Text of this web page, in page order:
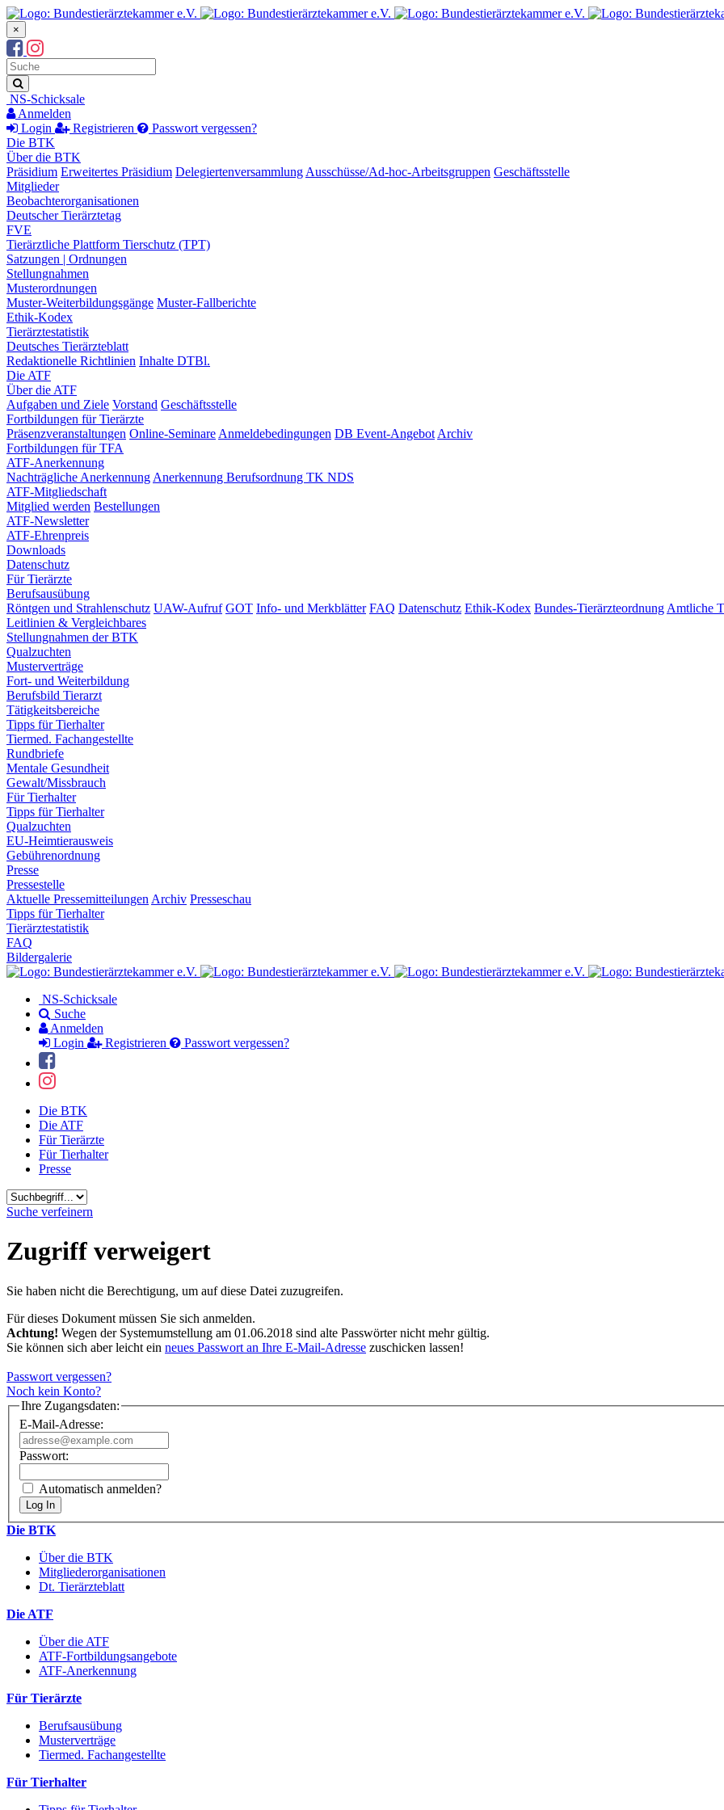
×
Suchbegriff
Suche
NS-Schicksale
Anmelden
Login
Registrieren
Passwort vergessen?
Die BTK
Über die BTK
Präsidium Erweitertes Präsidium Delegiertenversammlung Ausschüsse/Ad-hoc-Arbeitsgruppen Geschäftsstelle
Mitglieder
Beobachterorganisationen
Deutscher Tierärztetag
FVE
Tierärztliche Plattform Tierschutz (TPT)
Satzungen | Ordnungen
Stellungnahmen
Musterordnungen
Muster-Weiterbildungsgänge Muster-Fallberichte
Ethik-Kodex
Tierärztestatistik
Deutsches Tierärzteblatt
Redaktionelle Richtlinien Inhalte DTBl.
Die ATF
Über die ATF
Aufgaben und Ziele Vorstand Geschäftsstelle
Fortbildungen für Tierärzte
Präsenzveranstaltungen Online-Seminare Anmeldebedingungen DB Event-Angebot Archiv
Fortbildungen für TFA
ATF-Anerkennung
Nachträgliche Anerkennung Anerkennung Berufsordnung TK NDS
ATF-Mitgliedschaft
Mitglied werden Bestellungen
ATF-Newsletter
ATF-Ehrenpreis
Downloads
Datenschutz
Für Tierärzte
Berufsausübung
Röntgen und Strahlenschutz UAW-Aufruf GOT Info- und Merkblätter FAQ Datenschutz Ethik-Kodex Bundes-Tierärzteordnung Amtliche
Leitlinien & Vergleichbares
Stellungnahmen der BTK
Qualzuchten
Musterverträge
Fort- und Weiterbildung
Berufsbild Tierarzt
Tätigkeitsbereiche
Tipps für Tierhalter
Tiermed. Fachangestellte
Rundbriefe
Mentale Gesundheit
Gewalt/Missbrauch
Für Tierhalter
Tipps für Tierhalter
Qualzuchten
EU-Heimtierausweis
Gebührenordnung
Presse
Pressestelle
Aktuelle Pressemitteilungen Archiv Presseschau
Tipps für Tierhalter
Tierärztestatistik
FAQ
Bildergalerie
NS-Schicksale
Suche
Anmelden
Login
Registrieren Passwort vergessen?
Die BTK
Die ATF
Für Tierärzte
Für Tierhalter
Presse
Suchbegriff
Suche verfeinern
Zugriff verweigert
Sie haben nicht die Berechtigung, um auf diese Datei zuzugreifen.
Für dieses Dokument müssen Sie sich anmelden.
Achtung! Wegen der Systemumstellung am 01.06.2018 sind alte Passwörter nicht mehr gültig.
Sie können sich aber leicht ein neues Passwort an Ihre E-Mail-Adresse zuschicken lassen!
Passwort vergessen?
Noch kein Konto?
Ihre Zugangsdaten:
E-Mail-Adresse:
Passwort:
Automatisch anmelden?
Die BTK
Über die BTK
Mitgliederorganisationen
Dt. Tierärzteblatt
Die ATF
Über die ATF
ATF-Fortbildungsangebote
ATF-Anerkennung
Für Tierärzte
Berufsausübung
Musterverträge
Tiermed. Fachangestellte
Für Tierhalter